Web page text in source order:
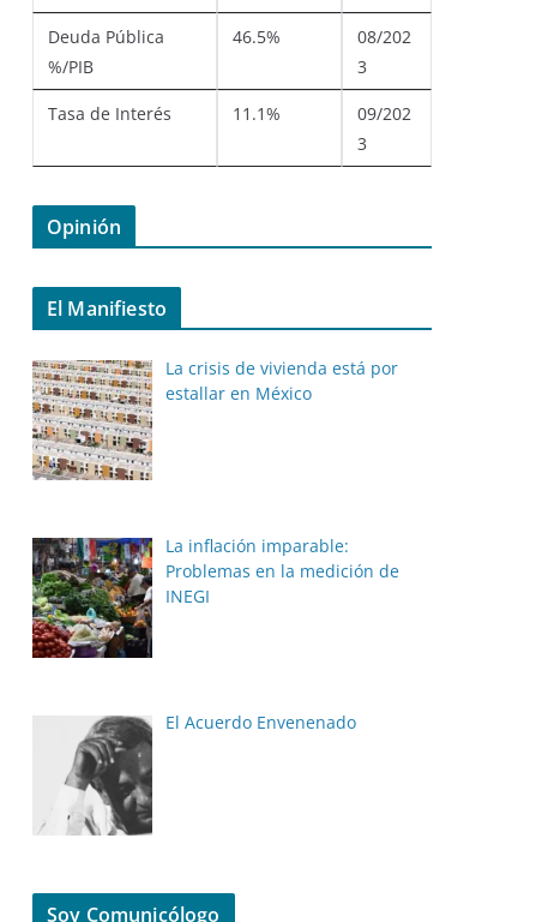
Deuda Pública
%/PIB
46.5%
08/202
3
Tasa de Interés 11.1%
09/202
3
Opinión
El Manifiesto
La crisis de vivienda está por
estallar en México
La inflación imparable:
Problemas en la medición de
INEGI
El Acuerdo Envenenado
Soy Comunicólogo